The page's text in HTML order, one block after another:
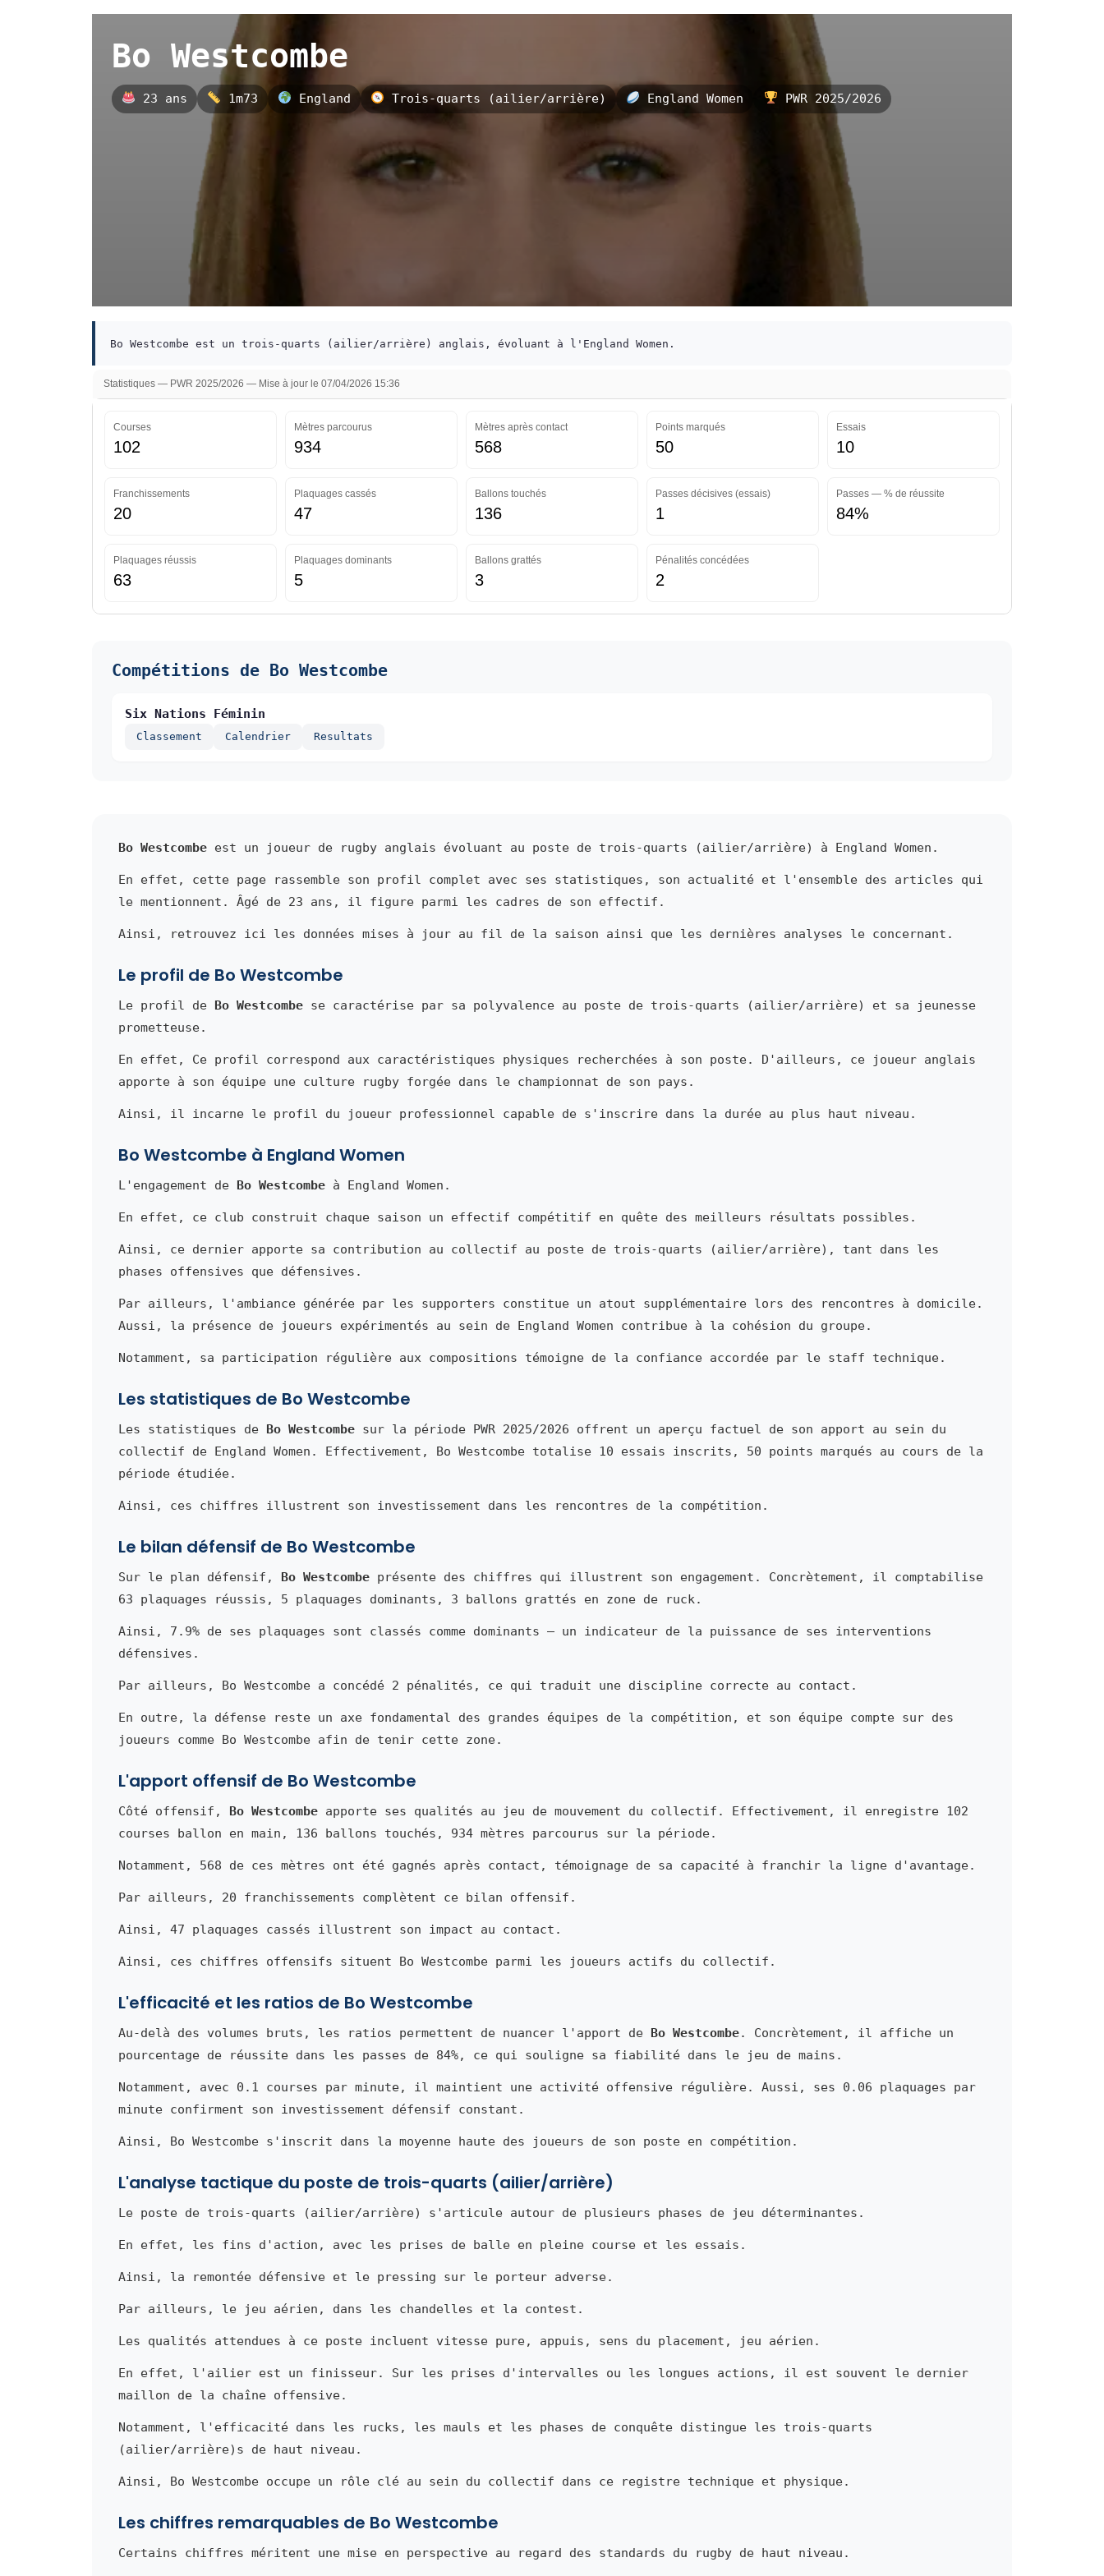
Bo Westcombe
23 ans 1m73 England Trois-quarts (ailier/arrière) England Women PWR 2025/2026
Bo Westcombe est un trois-quarts (ailier/arrière) anglais, évoluant à l'England Women.
Statistiques — PWR 2025/2026 — Mise à jour le 07/04/2026 15:36
Courses
102
Mètres parcourus
934
Mètres après contact
568
Points marqués
50
Essais
10
Franchissements
20
Plaquages cassés
47
Ballons touchés
136
Passes décisives (essais)
1
Passes — % de réussite
84%
Plaquages réussis
63
Plaquages dominants
5
Ballons grattés
3
Pénalités concédées
2
Compétitions de Bo Westcombe
Six Nations Féminin
Classement Calendrier Resultats
Bo Westcombe est un joueur de rugby anglais évoluant au poste de trois-quarts (ailier/arrière) à England Women.
En effet, cette page rassemble son profil complet avec ses statistiques, son actualité et l'ensemble des articles qui
le mentionnent. Âgé de 23 ans, il figure parmi les cadres de son effectif.
Ainsi, retrouvez ici les données mises à jour au fil de la saison ainsi que les dernières analyses le concernant.
Le profil de Bo Westcombe
Le profil de Bo Westcombe se caractérise par sa polyvalence au poste de trois-quarts (ailier/arrière) et sa jeunesse
prometteuse.
En effet, Ce profil correspond aux caractéristiques physiques recherchées à son poste. D'ailleurs, ce joueur anglais
apporte à son équipe une culture rugby forgée dans le championnat de son pays.
Ainsi, il incarne le profil du joueur professionnel capable de s'inscrire dans la durée au plus haut niveau.
Bo Westcombe à England Women
L'engagement de Bo Westcombe à England Women.
En effet, ce club construit chaque saison un effectif compétitif en quête des meilleurs résultats possibles.
Ainsi, ce dernier apporte sa contribution au collectif au poste de trois-quarts (ailier/arrière), tant dans les
phases offensives que défensives.
Par ailleurs, l'ambiance générée par les supporters constitue un atout supplémentaire lors des rencontres à domicile.
Aussi, la présence de joueurs expérimentés au sein de England Women contribue à la cohésion du groupe.
Notamment, sa participation régulière aux compositions témoigne de la confiance accordée par le staff technique.
Les statistiques de Bo Westcombe
Les statistiques de Bo Westcombe sur la période PWR 2025/2026 offrent un aperçu factuel de son apport au sein du
collectif de England Women. Effectivement, Bo Westcombe totalise 10 essais inscrits, 50 points marqués au cours de la
période étudiée.
Ainsi, ces chiffres illustrent son investissement dans les rencontres de la compétition.
Le bilan défensif de Bo Westcombe
Sur le plan défensif, Bo Westcombe présente des chiffres qui illustrent son engagement. Concrètement, il comptabilise
63 plaquages réussis, 5 plaquages dominants, 3 ballons grattés en zone de ruck.
Ainsi, 7.9% de ses plaquages sont classés comme dominants — un indicateur de la puissance de ses interventions
défensives.
Par ailleurs, Bo Westcombe a concédé 2 pénalités, ce qui traduit une discipline correcte au contact.
En outre, la défense reste un axe fondamental des grandes équipes de la compétition, et son équipe compte sur des
joueurs comme Bo Westcombe afin de tenir cette zone.
L'apport offensif de Bo Westcombe
Côté offensif, Bo Westcombe apporte ses qualités au jeu de mouvement du collectif. Effectivement, il enregistre 102
courses ballon en main, 136 ballons touchés, 934 mètres parcourus sur la période.
Notamment, 568 de ces mètres ont été gagnés après contact, témoignage de sa capacité à franchir la ligne d'avantage.
Par ailleurs, 20 franchissements complètent ce bilan offensif.
Ainsi, 47 plaquages cassés illustrent son impact au contact.
Ainsi, ces chiffres offensifs situent Bo Westcombe parmi les joueurs actifs du collectif.
L'efficacité et les ratios de Bo Westcombe
Au-delà des volumes bruts, les ratios permettent de nuancer l'apport de Bo Westcombe. Concrètement, il affiche un
pourcentage de réussite dans les passes de 84%, ce qui souligne sa fiabilité dans le jeu de mains.
Notamment, avec 0.1 courses par minute, il maintient une activité offensive régulière. Aussi, ses 0.06 plaquages par
minute confirment son investissement défensif constant.
Ainsi, Bo Westcombe s'inscrit dans la moyenne haute des joueurs de son poste en compétition.
L'analyse tactique du poste de trois-quarts (ailier/arrière)
Le poste de trois-quarts (ailier/arrière) s'articule autour de plusieurs phases de jeu déterminantes.
En effet, les fins d'action, avec les prises de balle en pleine course et les essais.
Ainsi, la remontée défensive et le pressing sur le porteur adverse.
Par ailleurs, le jeu aérien, dans les chandelles et la contest.
Les qualités attendues à ce poste incluent vitesse pure, appuis, sens du placement, jeu aérien.
En effet, l'ailier est un finisseur. Sur les prises d'intervalles ou les longues actions, il est souvent le dernier
maillon de la chaîne offensive.
Notamment, l'efficacité dans les rucks, les mauls et les phases de conquête distingue les trois-quarts
(ailier/arrière)s de haut niveau.
Ainsi, Bo Westcombe occupe un rôle clé au sein du collectif dans ce registre technique et physique.
Les chiffres remarquables de Bo Westcombe
Certains chiffres méritent une mise en perspective au regard des standards du rugby de haut niveau.